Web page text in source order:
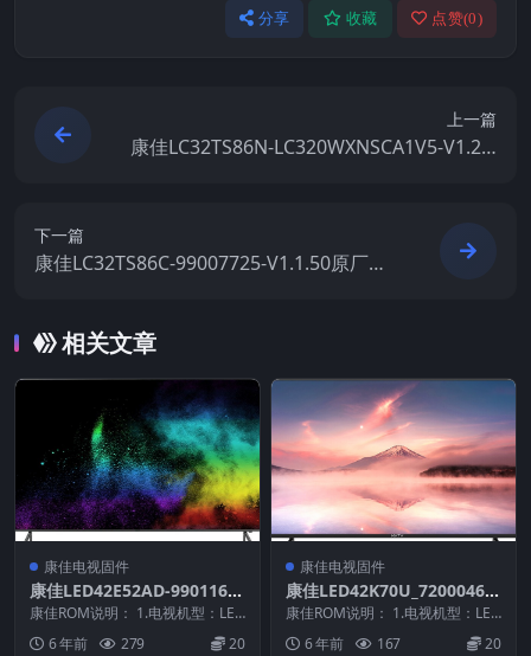
分享 收藏 点赞(0)
上一篇
康佳LC32TS86N-LC320WXNSCA1V5-V1.2.2
下一篇
康佳LC32TS86C-99007725-V1.1.50原厂系
相关文章
康佳电视固件
康佳LED42E52AD-9901169
1-V1.1.06原厂系统刷机电视
固件包下载
康佳ROM说明： 1.电视机型：LED
42E52AD 2.物料号：9901169...
6 年前 279 20
康佳电视固件
康佳LED42K70U_72000462
YT_99012794-V1.0.24原厂
系统刷机电视固件包下载
康佳ROM说明： 1.电视机型：LED
42K70U 2.物料号：99012794...
6 年前 167 20